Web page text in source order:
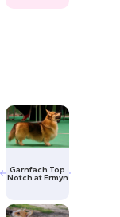
Garnfach Top
Notch at Ermyn